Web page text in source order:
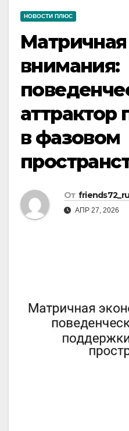
НОВОСТИ ПЛЮС
внимания:
в фазовом
От friends72_ru
АПР 27, 2026